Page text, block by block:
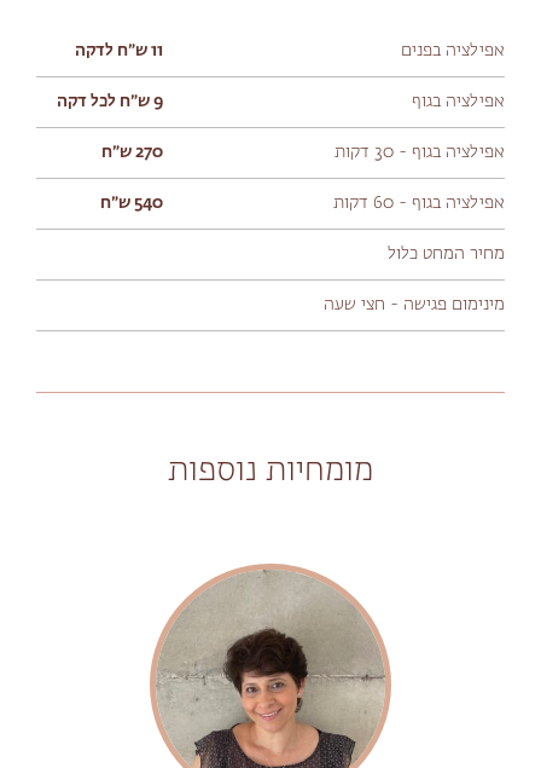
אפילציה בפנים 11 ש״ח לדקה
אפילציה בגוף 9 ש״ח לכל דקה
אפילציה בגוף - 30 דקות 270 ש״ח
אפילציה בגוף - 60 דקות 540 ש״ח
מחיר המחט כלול
מינימום פגישה - חצי שעה
מומחיות נוספות